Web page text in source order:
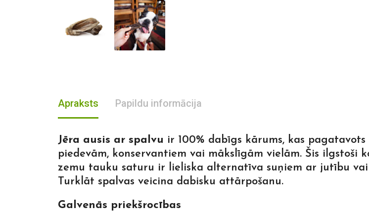
Apraksts Papildu informācija
Jēra ausis ar spalvu ir 100% dabīgs kārums, kas
piedevām, konservantiem vai mākslīgām vielām. Šis ilgstoši
zemu tauku saturu ir lieliska alternatīva suņiem ar jutību
Turklāt spalvas veicina dabisku attārpošanu.
Galvenās priekšrocības